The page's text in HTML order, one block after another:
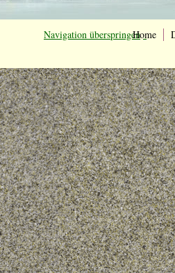
Navigation überspringenHome